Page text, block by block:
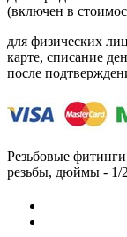
(включен в
для физических
карте, списание
после
Резьбовые
резьбы, дюймы - 1/